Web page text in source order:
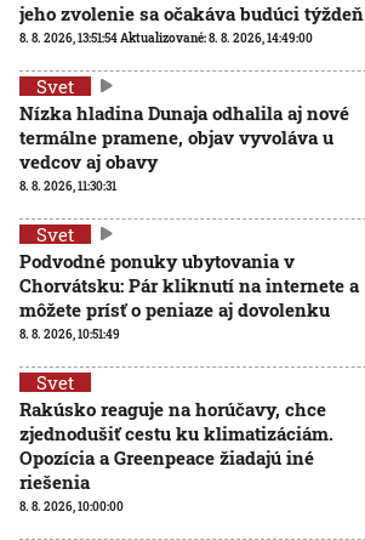
jeho zvolenie sa očakáva budúci týždeň
8. 8. 2026, 13:51:54Aktualizované:8. 8. 2026, 14:49:00
Svet
Nízka hladina Dunaja odhalila aj nové
termálne pramene, objav vyvoláva u
vedcov aj obavy
8. 8. 2026, 11:30:31
Svet
Podvodné ponuky ubytovania v
Chorvátsku: Pár kliknutí na internete a
môžete prísť o peniaze aj dovolenku
8. 8. 2026, 10:51:49
Svet
Rakúsko reaguje na horúčavy, chce
zjednodušiť cestu ku klimatizáciám.
Opozícia a Greenpeace žiadajú iné
riešenia
8. 8. 2026, 10:00:00